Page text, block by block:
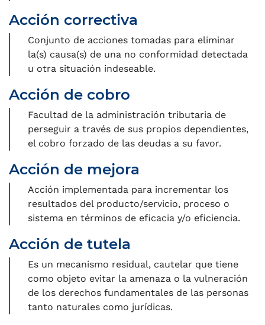
Acción correctiva
Conjunto de acciones tomadas para eliminar
la(s) causa(s) de una no conformidad detectada
u otra situación indeseable.
Acción de cobro
Facultad de la administración tributaria de
perseguir a través de sus propios dependientes,
el cobro forzado de las deudas a su favor.
Acción de mejora
Acción implementada para incrementar los
resultados del producto/servicio, proceso o
sistema en términos de eficacia y/o eficiencia.
Acción de tutela
Es un mecanismo residual, cautelar que tiene
como objeto evitar la amenaza o la vulneración
de los derechos fundamentales de las personas
tanto naturales como jurídicas.